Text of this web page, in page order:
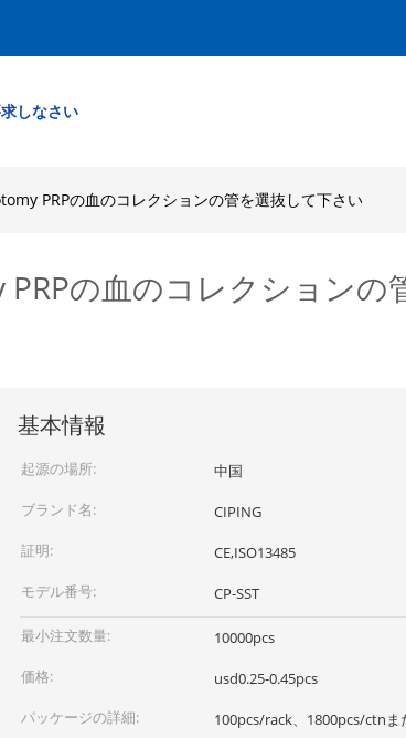
しなさい
PRPの血のコレクションの管を選抜して下さい
の血のコレクションの
基本情報
起源の場所:
中国
ブランド名:
CIPING
証明:
CE,ISO13485
モデル番号:
CP-SST
最小注文数量:
10000pcs
価格:
usd0.25-0.45pcs
パッケージの詳細:
100pcs/rack、1800pcs/ctnま